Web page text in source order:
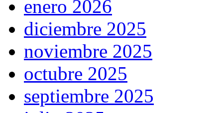
enero 2026
diciembre 2025
noviembre 2025
octubre 2025
septiembre 2025